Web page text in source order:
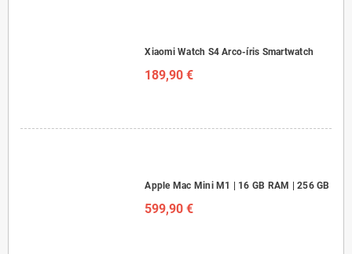
Xiaomi Watch S4 Arco-íris Smartwatch
189,90 €
Apple Mac Mini M1 | 16 GB RAM | 256 GB
599,90 €